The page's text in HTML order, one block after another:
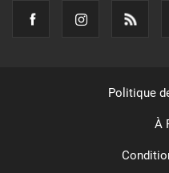
Politique
À